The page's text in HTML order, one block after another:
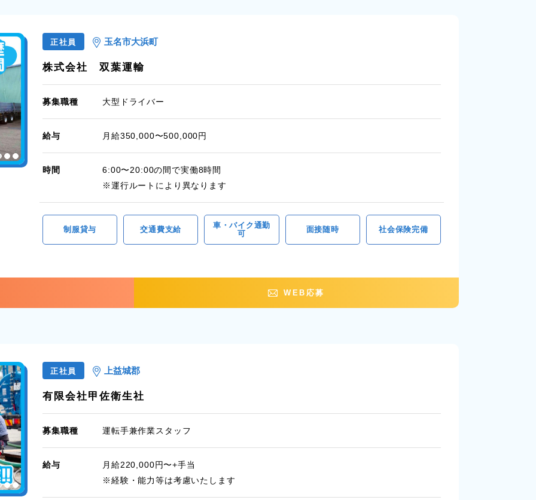
正社員 玉名市大浜町
株式会社 双葉運輸
募集職種 大型ドライバー
給与 月給350,000〜500,000円
時間
6:00〜20:00の間で実働8時間
※運行ルートにより異なります
制服貸与 交通費支給
車・バイク通勤
可
面接随時 社会保険完備
WEB応募
正社員 上益城郡
有限会社甲佐衛生社
募集職種 運転手兼作業スタッフ
給与
月給220,000円〜+手当
※経験・能力等は考慮いたします